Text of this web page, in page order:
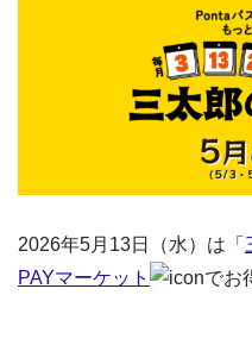
2026年5月13日（水）は「
PAYマーケット
でお